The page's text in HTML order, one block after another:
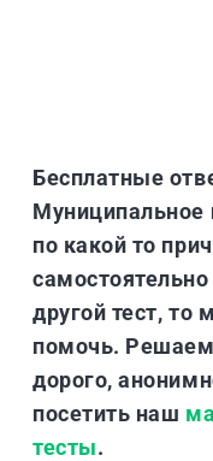
Бесплатные
по какой то
другой тест,
помочь. Решаем
дорого,
посетить наш
тесты.